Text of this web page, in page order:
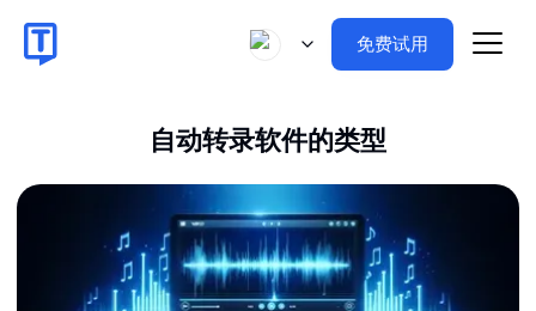
免费试用
自动转录软件的类型